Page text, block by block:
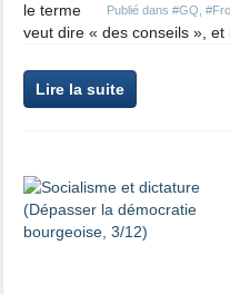
Publié dans #GQ
le terme
veut dire « des conseils », et
Lire la suite